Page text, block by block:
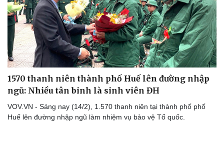
Thông tin doanh nghiệp
Doanh nghiệp 24h
Doanh nhân
Vì cộng đồng
Sành điệu
Tin Công nghệ
Trải nghiệm
Chuyển đổi số
1570 thanh niên thành phố Huế lên đường nhập
ngũ: Nhiều tân binh là sinh viên ĐH
VOV.VN - Sáng nay (14/2), 1.570 thanh niên tại thành phố phố
Huế lên đường nhập ngũ làm nhiệm vụ bảo vệ Tổ quốc.